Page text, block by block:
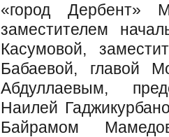
«город Дербент»
заместителем
Касумовой,
Бабаевой, главой
Абдуллаевым,
Наилей
Байрамом